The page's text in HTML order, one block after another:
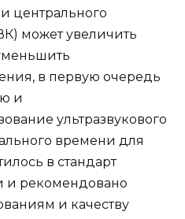
центрального
может увеличить
в первую очередь
и
ультразвукового
времени для
в стандарт
рекомендовано
и качеству